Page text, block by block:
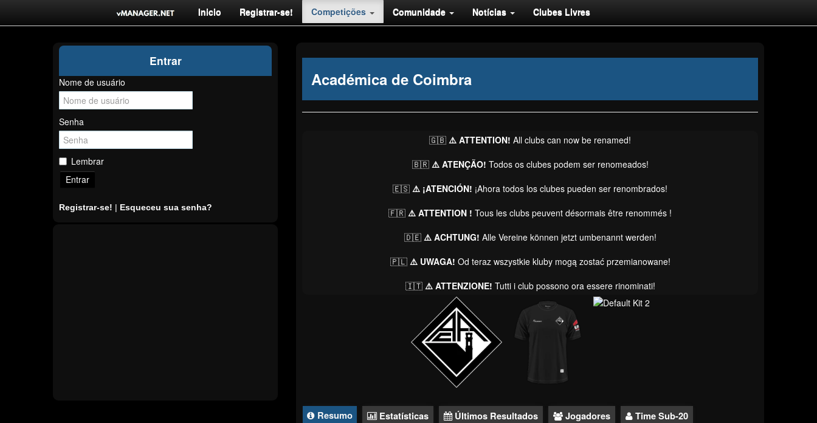
Inicio Registrar-se! Competições Comunidade Notícias Clubes Livres
Entrar
Nome de usuário
Senha
Lembrar
Entrar
Registrar-se! | Esqueceu sua senha?
Académica de Coimbra
🇬🇧 ⚠️ ATTENTION! All clubs can now be renamed!
🇧🇷 ⚠️ ATENÇÃO! Todos os clubes podem ser renomeados!
🇪🇸 ⚠️ ¡ATENCIÓN! ¡Ahora todos los clubes pueden ser renombrados!
🇫🇷 ⚠️ ATTENTION ! Tous les clubs peuvent désormais être renommés !
🇩🇪 ⚠️ ACHTUNG! Alle Vereine können jetzt umbenannt werden!
🇵🇱 ⚠️ UWAGA! Od teraz wszystkie kluby mogą zostać przemianowane!
🇮🇹 ⚠️ ATTENZIONE! Tutti i club possono ora essere rinominati!
Resumo Estatísticas Últimos Resultados Jogadores
Time Sub-20